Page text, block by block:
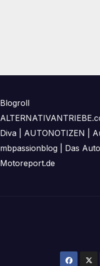
Blogroll
Diva
AUTONOTIZEN
mbpassionblog
Das
Motoreport.de